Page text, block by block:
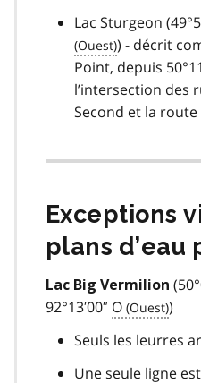
Lac Sturgeon
) - décrit
Point, depuis
l’intersection des
Second et la route
Exceptions
plans
Lac Big Vermilion
92°13′00″ O
)
Seuls les leurres
Une seule ligne